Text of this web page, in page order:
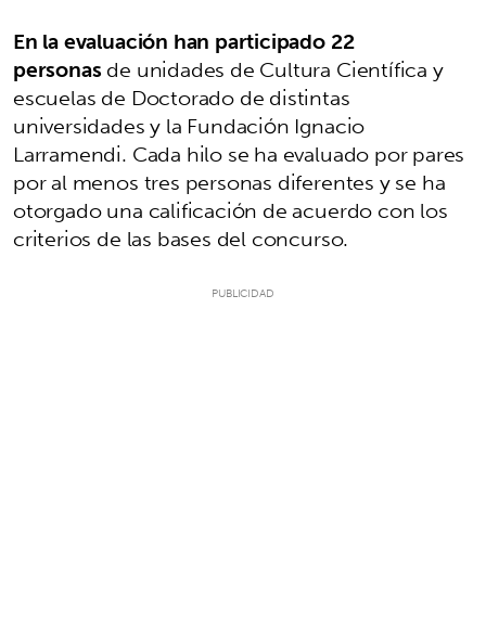
En la evaluación han participado 22
personasde unidades de Cultura Científica y
escuelas de Doctorado de distintas
universidades y la Fundación Ignacio
Larramendi. Cada hilo se ha evaluado por pares
por al menos tres personas diferentes y se ha
otorgado una calificación de acuerdo con los
criterios de las bases del concurso.